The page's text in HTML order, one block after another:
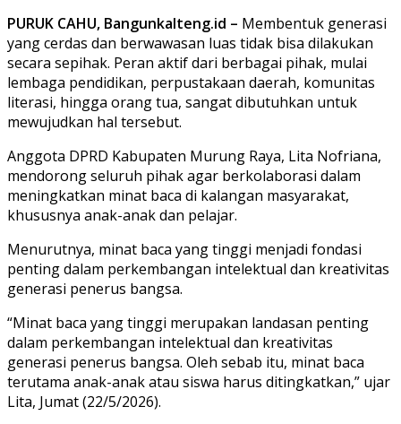
PURUK CAHU, Bangunkalteng.id – Membentuk generasi
yang cerdas dan berwawasan luas tidak bisa dilakukan
secara sepihak. Peran aktif dari berbagai pihak, mulai
lembaga pendidikan, perpustakaan daerah, komunitas
literasi, hingga orang tua, sangat dibutuhkan untuk
mewujudkan hal tersebut.
Anggota DPRD Kabupaten Murung Raya, Lita Nofriana,
mendorong seluruh pihak agar berkolaborasi dalam
meningkatkan minat baca di kalangan masyarakat,
khususnya anak-anak dan pelajar.
Menurutnya, minat baca yang tinggi menjadi fondasi
penting dalam perkembangan intelektual dan kreativitas
generasi penerus bangsa.
“Minat baca yang tinggi merupakan landasan penting
dalam perkembangan intelektual dan kreativitas
generasi penerus bangsa. Oleh sebab itu, minat baca
terutama anak-anak atau siswa harus ditingkatkan,” ujar
Lita, Jumat (22/5/2026).